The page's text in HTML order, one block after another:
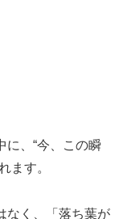
に、“今、この瞬
ます。
なく、「落ち葉が